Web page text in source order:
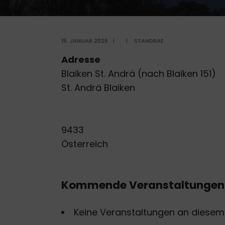
15. JANUAR 2026 | | STANDRAE
Adresse
Blaiken St. Andrä (nach Blaiken 151)
St. Andrä Blaiken
9433
Österreich
Kommende Veranstaltungen
Keine Veranstaltungen an